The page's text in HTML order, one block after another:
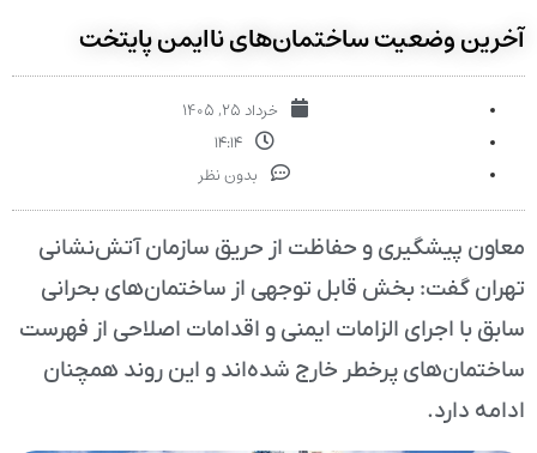
آخرین وضعیت ساختمان‌های ناایمن پایتخت
خرداد ۲۵, ۱۴۰۵
۱۴:۱۴
بدون نظر
معاون پیشگیری و حفاظت از حریق سازمان آتش‌نشانی
تهران گفت: بخش قابل توجهی از ساختمان‌های بحرانی
سابق با اجرای الزامات ایمنی و اقدامات اصلاحی از فهرست
ساختمان‌های پرخطر خارج شده‌اند و این روند همچنان
ادامه دارد.